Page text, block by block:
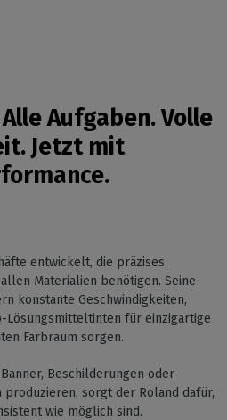
Aufgaben. Volle
Jetzt mit
entwickelt, die präzises
Materialien benötigen. Seine
konstante Geschwindigkeiten,
Lösungsmitteltinten für einzigartige
Farbraum sorgen.
Beschilderungen oder
sorgt der Roland dafür,
wie möglich sind.